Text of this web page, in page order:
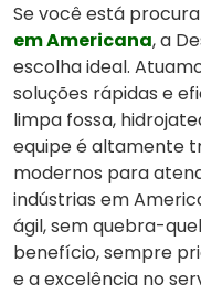
Se você está
em Americana, a
escolha ideal.
soluções rápidas e
limpa fossa,
equipe é altamente
modernos para
indústrias em
ágil, sem quebra-
benefício, sempre
e a excelência no